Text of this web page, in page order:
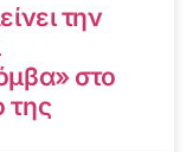
την
στο
της